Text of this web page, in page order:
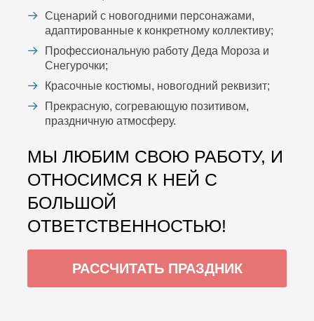
Сценарий с новогодними персонажами,
адаптированные к конкретному коллективу;
Профессиональную работу Деда Мороза и
Снегурочки;
Красочные костюмы, новогодний реквизит;
Прекрасную, согревающую позитивом,
праздничную атмосферу.
МЫ ЛЮБИМ СВОЮ РАБОТУ, И
ОТНОСИМСЯ К НЕЙ С
БОЛЬШОЙ
ОТВЕТСТВЕННОСТЬЮ!
РАССЧИТАТЬ ПРАЗДНИК